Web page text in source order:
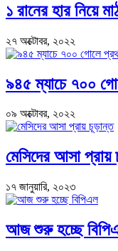
১ রানের হার নিয়ে
২৭ অক্টোবর, ২০২২
৯৪৫ ম্যাচে ৭০০
০৯ অক্টোবর, ২০২২
মেসিদের আসা প্রায়
১৭ জানুয়ারি, ২০২৩
আজ শুরু হচ্ছে